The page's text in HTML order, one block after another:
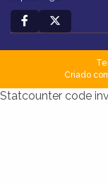
Criado
Statcounter code